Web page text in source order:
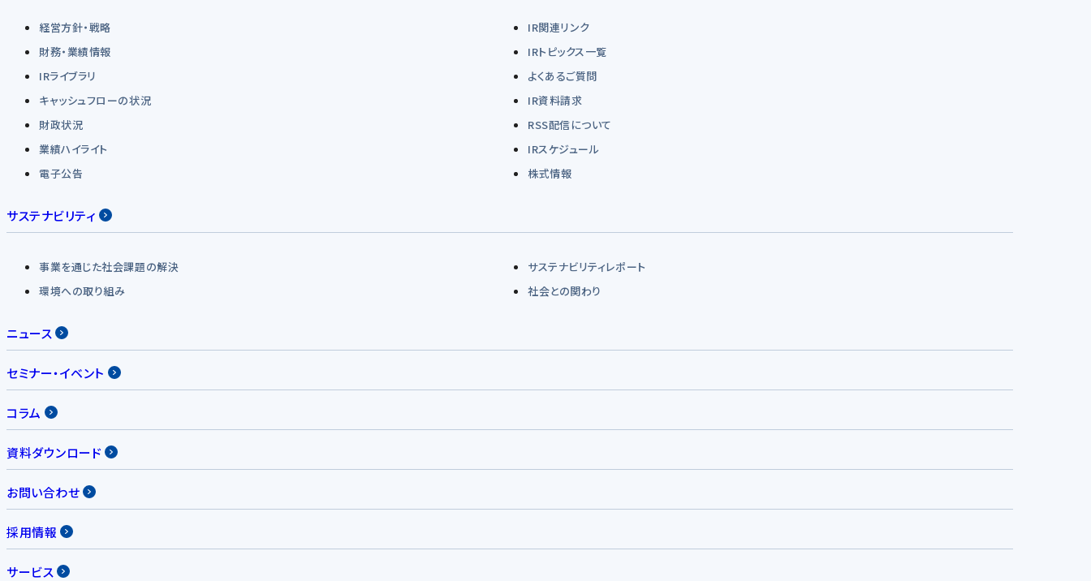
経営方針・戦略
IR関連リンク
財務・業績情報
IRトピックス一覧
IRライブラリ
よくあるご質問
キャッシュフローの状況
IR資料請求
財政状況
RSS配信について
業績ハイライト
IRスケジュール
電子公告
株式情報
サステナビリティ
事業を通じた社会課題の解決
サステナビリティレポート
環境への取り組み
社会との関わり
ニュース
セミナー・イベント
コラム
資料ダウンロード
お問い合わせ
採用情報
サービス